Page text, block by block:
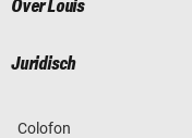
Over Louis
Juridisch
Colofon